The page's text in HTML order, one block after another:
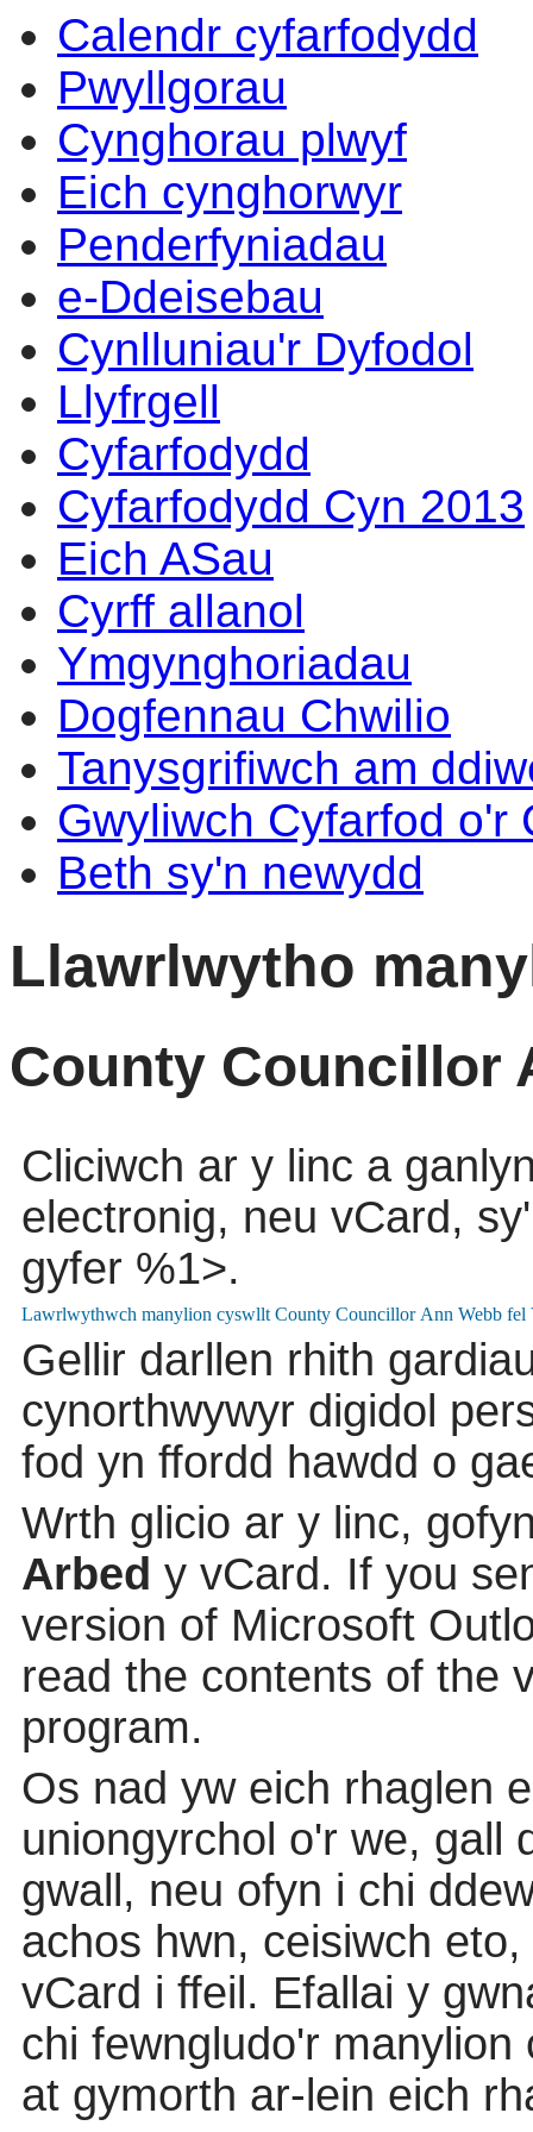
Calendr cyfarfodydd
Pwyllgorau
Cynghorau plwyf
Eich cynghorwyr
Penderfyniadau
e-Ddeisebau
Cynlluniau'r Dyfodol
Llyfrgell
Cyfarfodydd
Cyfarfodydd Cyn 2013
Eich ASau
Cyrff allanol
Ymgynghoriadau
Dogfennau Chwilio
Tanysgrifiwch am
Gwyliwch Cyfarfod o'r
Beth sy'n newydd
Llawrlwytho
County Councillor
Cliciwch ar y linc a
electronig, neu vCard,
gyfer %1>.
Gellir darllen rhith
cynorthwywyr digidol
fod yn ffordd hawdd o
Wrth glicio ar y linc,
Arbed y vCard. If you
version of Microsoft
read the contents of the
program.
Os nad yw eich rhaglen
uniongyrchol o'r we, gall
gwall, neu ofyn i chi
achos hwn, ceisiwch
vCard i ffeil. Efallai y
chi fewngludo'r
at gymorth ar-lein eich